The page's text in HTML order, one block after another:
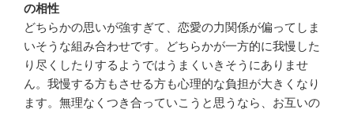
の相性
どちらかの思いが強すぎて、恋愛の力関係が偏ってしま
いそうな組み合わせです。どちらかが一方的に我慢した
り尽くしたりするようではうまくいきそうにありませ
ん。我慢する方もさせる方も心理的な負担が大きくなり
ます。無理なくつき合っていこうと思うなら、お互いの